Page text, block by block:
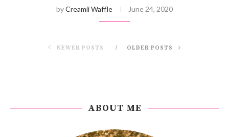
byCreamii Waffle June 24, 2020
NEWER POSTS OLDER POSTS
ABOUT ME